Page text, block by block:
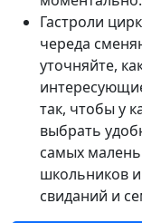
Гастроли
череда
уточняйте,
так, чтобы у
выбрать
самых
школьников
свиданий и